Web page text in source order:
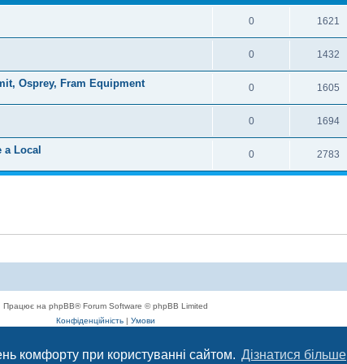
комфорту при користуванні сайтом. Дізнатися більше
0 1621
0 1432
Osprey, Fram Equipment 0 1605
0 1694
a Local 0 2783
Працює на phpBB® Forum Software © phpBB Limited
Конфіденційність | Умови